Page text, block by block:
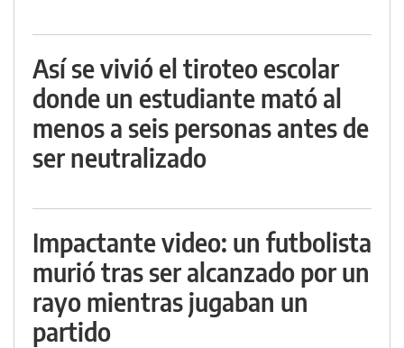
Así se vivió el tiroteo escolar
donde un estudiante mató al
menos a seis personas antes de
ser neutralizado
Impactante video: un futbolista
murió tras ser alcanzado por un
rayo mientras jugaban un
partido